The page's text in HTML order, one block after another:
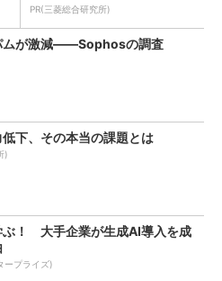
PR(三菱総合研究所)
ムが激減――Sophosの調査
下、その本当の課題とは
)
ぶ！ 大手企業が生成AI導入を成
ープライズ)